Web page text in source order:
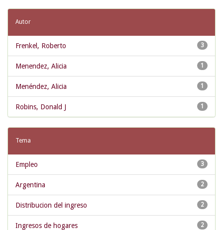
Autor
3
Frenkel, Roberto
1
Menendez, Alicia
1
Menéndez, Alicia
1
Robins, Donald J
Tema
3
Empleo
2
Argentina
2
Distribucion del ingreso
2
Ingresos de hogares